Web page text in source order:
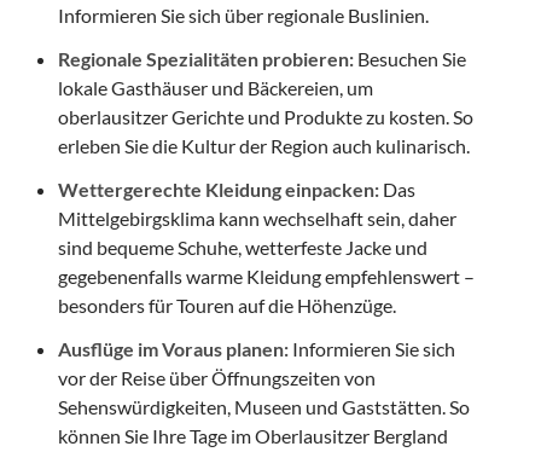
Informieren Sie sich über regionale Buslinien.
Regionale Spezialitäten probieren: Besuchen Sie
lokale Gasthäuser und Bäckereien, um
oberlausitzer Gerichte und Produkte zu kosten. So
erleben Sie die Kultur der Region auch kulinarisch.
Wettergerechte Kleidung einpacken: Das
Mittelgebirgsklima kann wechselhaft sein, daher
sind bequeme Schuhe, wetterfeste Jacke und
gegebenenfalls warme Kleidung empfehlenswert –
besonders für Touren auf die Höhenzüge.
Ausflüge im Voraus planen: Informieren Sie sich
vor der Reise über Öffnungszeiten von
Sehenswürdigkeiten, Museen und Gaststätten. So
können Sie Ihre Tage im Oberlausitzer Bergland